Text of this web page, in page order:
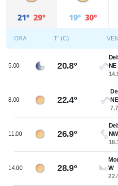
21° 29° 19° 30°
ORA T° (C)
5.00 20.8°
NE
8.00 22.4°
NE
11.00 26.9°
NW
14.00 28.9°
W